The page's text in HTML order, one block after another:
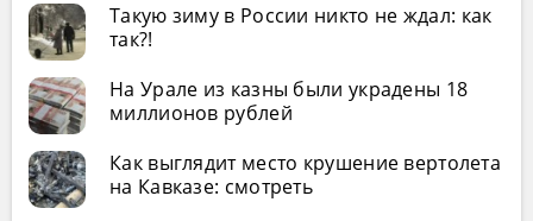
Такую зиму в России никто не ждал: как
так?!
На Урале из казны были украдены 18
миллионов рублей
Как выглядит место крушение вертолета
на Кавказе: смотреть